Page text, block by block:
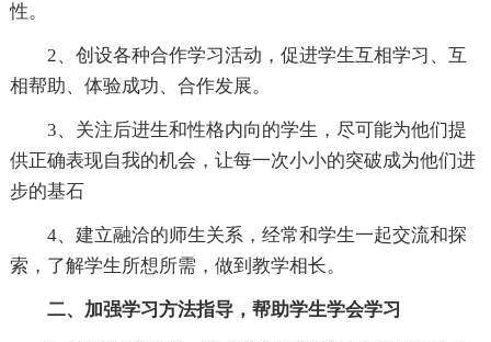
性。
2、创设各种合作学习活动，促进学生互相学习、互
相帮助、体验成功、合作发展。
3、关注后进生和性格内向的学生，尽可能为他们提
供正确表现自我的机会，让每一次小小的突破成为他们进
步的基石
4、建立融洽的师生关系，经常和学生一起交流和探
索，了解学生所想所需，做到教学相长。
二、加强学习方法指导，帮助学生学会学习